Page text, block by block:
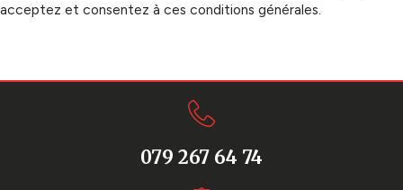
acceptez et consentez à ces conditions générales.
079 267 64 74